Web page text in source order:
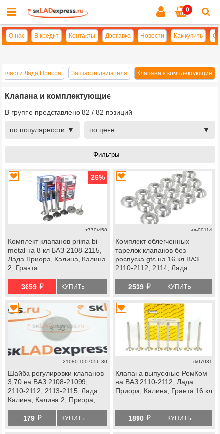
0
О нас В кредит Контакты Доставка Новости Как купить
Лада Приора Запчасти двигателя Клапана и комплектующие
Клапана и комплектующие
В группе представлено 82 / 82 позиций
по популярности по цене
26%
z770/458
Комплект клапанов prima bi-
metal на 8 кл ВАЗ 2108-2115,
Лада Приора, Калина, Калина
2, Гранта
3659 й КУПИТЬ
es-00114
Комплект облегченных
тарелок клапанов без
роспуска gts на 16 кл ВАЗ
2110-2112, 2114, Лада
Гранта, datsun
2539 й КУПИТЬ
21080-1007056-30
Шайба регулировки клапанов
3,70 на ВАЗ 2108-21099,
2110-2112, 2113-2115, Лада
Калина, Калина 2, Приора,
179 й КУПИТЬ
rk07031
Клапана выпускные РемКом
на ВАЗ 2110-2112, Лада
Приора, Калина, Гранта 16 кл
1890 й КУПИТЬ